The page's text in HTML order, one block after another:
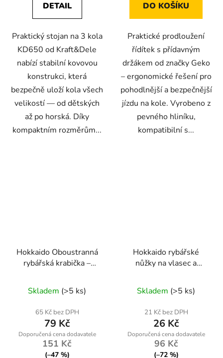
DETAIL
Praktický stojan na 3 kola
KD650 od Kraft&Dele
nabízí stabilní kovovou
konstrukci, která
bezpečně uloží kola všech
velikostí — od dětských
až po horská. Díky
kompaktním rozměrům...
DO KOŠÍKU
Praktické prodloužení
řídítek s přídavným
držákem od značky Geko
– ergonomické řešení pro
pohodlnější a bezpečnější
jízdu na kole. Vyrobeno z
pevného hliníku,
kompatibilní s...
Hokkaido Oboustranná
rybářská krabička –
Skladem (>5 ks)
65 Kč bez DPH
79 Kč
151 Kč
(–47 %)
Hokkaido rybářské
nůžky na vlasec a
krytem
hodnocení
produktu
je
5,0
z
Skladem (>5 ks)
21 Kč bez DPH
26 Kč
96 Kč
(–72 %)